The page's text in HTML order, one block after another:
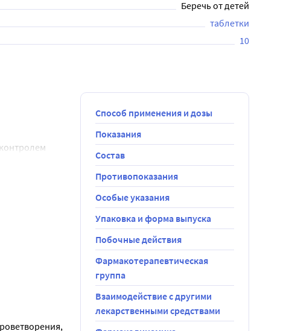
Беречь от детей
таблетки
10
Способ применения и дозы
Показания
Состав
Противопоказания
Особые указания
Упаковка и форма выпуска
Побочные действия
Фармакотерапевтическая
группа
Взаимодействие с другими
лекарственными средствами